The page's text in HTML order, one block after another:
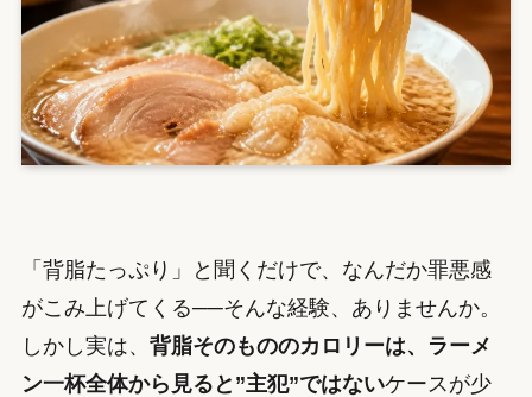
「背脂たっぷり」と聞くだけで、なんだか罪悪感
がこみ上げてくる──そんな経験、ありませんか。
しかし実は、 背脂そのもののカロリーは、ラーメ
ン一杯全体から見ると”主犯”ではないケースが少